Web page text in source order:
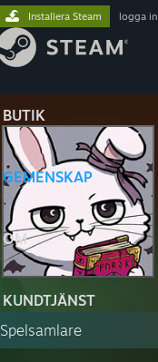
BUTIK
GEMENSKAP
OM
KUNDTJÄNST
Installera Steam logga in
Spelsamlare